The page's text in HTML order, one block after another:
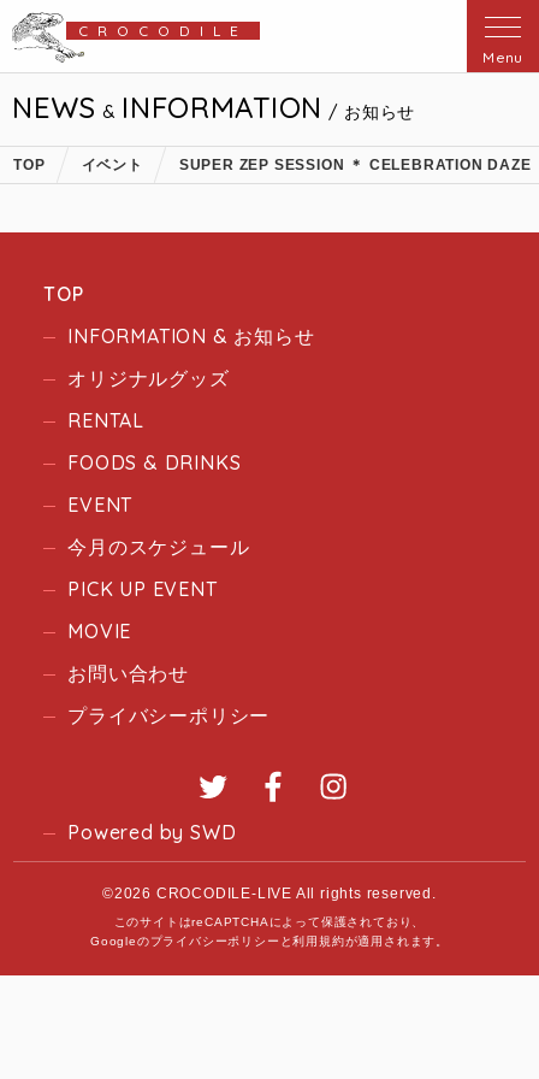
CROCODILE
Menu
NEWS & INFORMATION / お知らせ
TOP イベント SUPER ZEP SESSION ＊ CELEBRATION DAZE
TOP
INFORMATION & お知らせ
オリジナルグッズ
RENTAL
FOODS & DRINKS
EVENT
今月のスケジュール
PICK UP EVENT
MOVIE
お問い合わせ
プライバシーポリシー
Twitter Facebook
Powered by SWD
©2026 CROCODILE-LIVE All rights reserved.
このサイトはreCAPTCHAによって保護されており、
Googleのプライバシーポリシー と利用規約が適用されます。